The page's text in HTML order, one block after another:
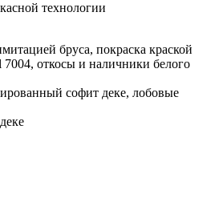
технологии
бруса, покраска краской
откосы и наличники белого
софит деке, лобовые